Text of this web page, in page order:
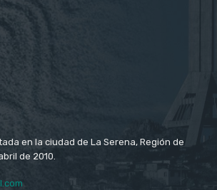
en la ciudad de La Serena, Región de
de 2010.